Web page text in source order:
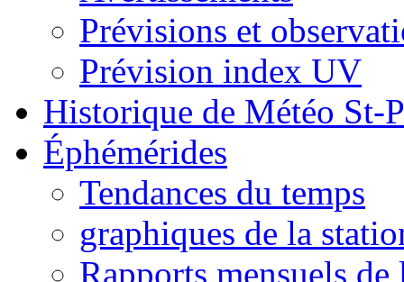
Prévisions et
Prévision index UV
Historique de Météo St-
Éphémérides
Tendances du temps
graphiques de la
Rapports mensuels de